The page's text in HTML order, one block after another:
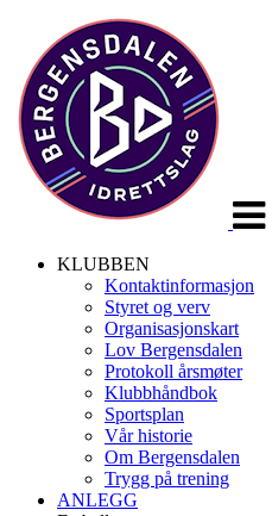
KLUBBEN
Kontaktinformasjon
Styret og verv
Organisasjonskart
Lov Bergensdalen
Protokoll årsmøter
Klubbhåndbok
Sportsplan
Vår historie
Om Bergensdalen
Trygg på trening
ANLEGG